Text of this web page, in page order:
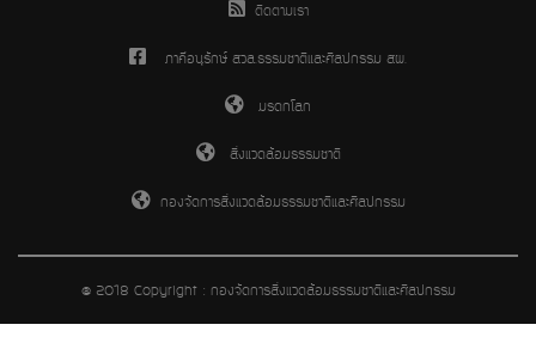
ติดตามเรา
ภาคีอนุรักษ์ สวล.ธรรมชาติและศิลปกรรม สผ.
มรดกโลก
สิ่งแวดล้อมธรรมชาติ
กองจัดการสิ่งแวดล้อมธรรมชาติและศิลปกรรม
@ 2018 Copyright : กองจัดการสิ่งแวดล้อมธรรมชาติและศิลปกรรม